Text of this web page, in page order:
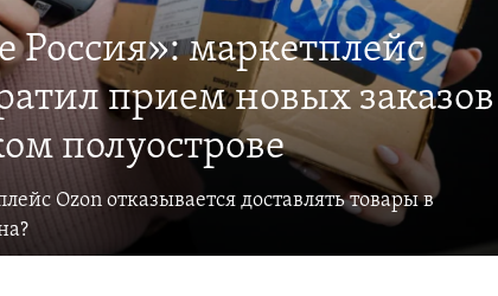
Россия»: маркетплейс
прием новых заказов
полуострове
Ozon отказывается доставлять товары в